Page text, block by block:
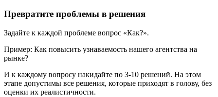
Превратите проблемы в решения
Задайте к каждой проблеме вопрос «Как?».
Пример: Как повысить узнаваемость нашего агентства на
рынке?
И к каждому вопросу накидайте по 3-10 решений. На этом
этапе допустимы все решения, которые приходят в голову, без
оценки их реалистичности.